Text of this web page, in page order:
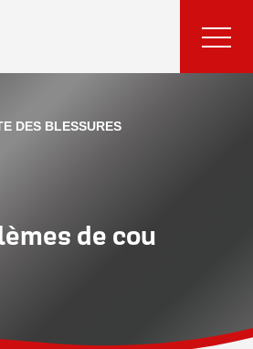
DES BLESSURES
de cou